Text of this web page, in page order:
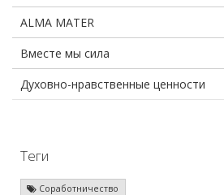
ALMA MATER
Вместе мы сила
Духовно-нравственные ценности
Теги
Соработничество